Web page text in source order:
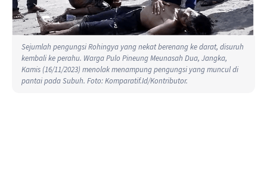
Sejumlah pengungsi Rohingya yang nekat berenang ke darat, disuruh
kembali ke perahu. Warga Pulo Pineung Meunasah Dua, Jangka,
Kamis (16/11/2023) menolak menampung pengungsi yang muncul di
pantai pada Subuh. Foto: Komparatif.Id/Kontributor.